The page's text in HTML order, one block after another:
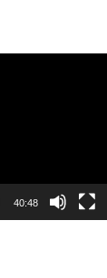
Hari
40:48